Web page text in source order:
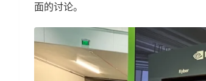
面的讨论。